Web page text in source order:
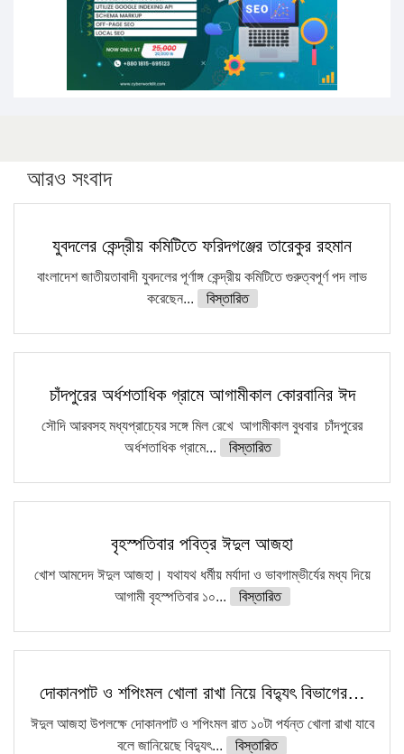
আরও সংবাদ
যুবদলের কেন্দ্রীয় কমিটিতে ফরিদগঞ্জের তারেকুর রহমান
বাংলাদেশ জাতীয়তাবাদী যুবদলের পূর্ণাঙ্গ কেন্দ্রীয় কমিটিতে গুরুত্বপূর্ণ পদ লাভ
করেছেন...
বিস্তারিত
চাঁদপুরের অর্ধশতাধিক গ্রামে আগামীকাল কোরবানির ঈদ
সৌদি আরবসহ মধ্যপ্রাচ্যের সঙ্গে মিল রেখে আগামীকাল বুধবার চাঁদপুরের
অর্ধশতাধিক গ্রামে...
বিস্তারিত
বৃহস্পতিবার পবিত্র ঈদুল আজহা
খোশ আমদেদ ঈদুল আজহা। যথাযথ ধর্মীয় মর্যাদা ও ভাবগাম্ভীর্যের মধ্য দিয়ে
আগামী বৃহস্পতিবার ১০...
বিস্তারিত
দোকানপাট ও শপিংমল খোলা রাখা নিয়ে বিদ্যুৎ বিভাগের…
ঈদুল আজহা উপলক্ষে দোকানপাট ও শপিংমল রাত ১০টা পর্যন্ত খোলা রাখা যাবে
বলে জানিয়েছে বিদ্যুৎ...
বিস্তারিত